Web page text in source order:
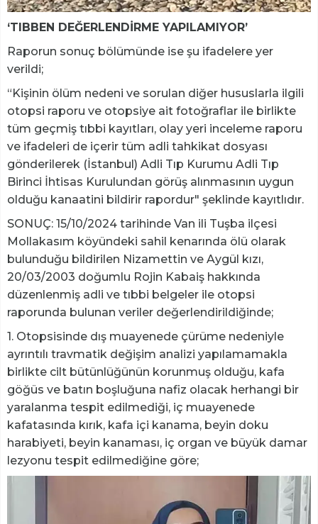
‘TIBBEN DEĞERLENDİRME YAPILAMIYOR’
Raporun sonuç bölümünde ise şu ifadelere yer
verildi;
“Kişinin ölüm nedeni ve sorulan diğer hususlarla ilgili
otopsi raporu ve otopsiye ait fotoğraflar ile birlikte
tüm geçmiş tıbbi kayıtları, olay yeri inceleme raporu
ve ifadeleri de içerir tüm adli tahkikat dosyası
gönderilerek (İstanbul) Adli Tıp Kurumu Adli Tıp
Birinci İhtisas Kurulundan görüş alınmasının uygun
olduğu kanaatini bildirir rapordur" şeklinde kayıtlıdır.
SONUÇ: 15/10/2024 tarihinde Van ili Tuşba ilçesi
Mollakasım köyündeki sahil kenarında ölü olarak
bulunduğu bildirilen Nizamettin ve Aygül kızı,
20/03/2003 doğumlu Rojin Kabaiş hakkında
düzenlenmiş adli ve tıbbi belgeler ile otopsi
raporunda bulunan veriler değerlendirildiğinde;
1. Otopsisinde dış muayenede çürüme nedeniyle
ayrıntılı travmatik değişim analizi yapılamamakla
birlikte cilt bütünlüğünün korunmuş olduğu, kafa
göğüs ve batın boşluğuna nafiz olacak herhangi bir
yaralanma tespit edilmediği, iç muayenede
kafatasında kırık, kafa içi kanama, beyin doku
harabiyeti, beyin kanaması, iç organ ve büyük damar
lezyonu tespit edilmediğine göre;